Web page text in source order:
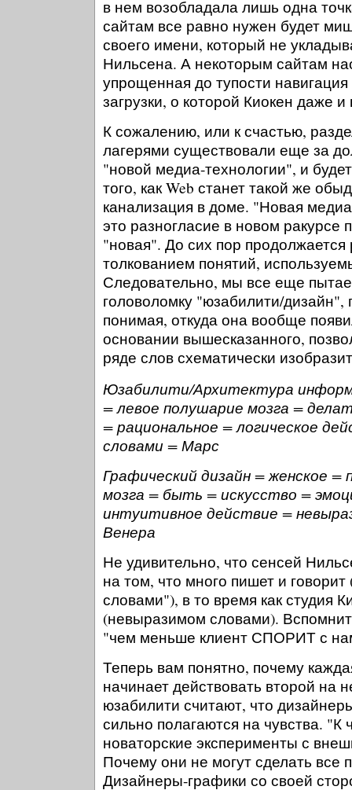
в нем возобладала лишь одна
сайтам все равно нужен будет
своего имени, который не
Нильсена. А некоторым сайтам
упрощенная до тупости
загрузки, о которой Киокен даже
К сожалению, или к счастью,
лагерями существовали еще за
"новой медиа-технологии", и
того, как Web станет такой же
канализация в доме. "Новая
это разногласие в новом
"новая". До сих пор продолжается
толкованием понятий,
Следовательно, мы все еще
головоломку "юзабилити/
понимая, откуда она вообще
основании вышесказанного,
ряде слов схематически
Юзабилити/Архитектура
= левое полушарие мозга =
= рациональное = логическое
словами = Марс
Графический дизайн = женское =
мозга = быть = искусство =
интуитивное действие =
Венера
Не удивительно, что сенсей
на том, что много пишет и
словами"), в то время как студия
(невыразимом словами).
"чем меньше клиент СПОРИТ с
Теперь вам понятно, почему
начинает действовать второй на
юзабилити считают, что
сильно полагаются на чувства. "К
новаторские эксперименты с
Почему они не могут сделать все
Дизайнеры-графики со своей